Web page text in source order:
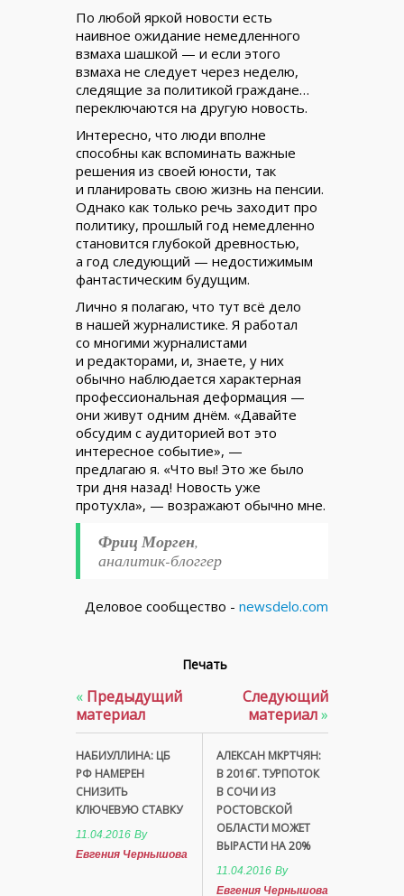
По любой яркой новости есть
наивное ожидание немедленного
взмаха шашкой — и если этого
взмаха не следует через неделю,
следящие за политикой граждане…
переключаются на другую новость.
Интересно, что люди вполне
способны как вспоминать важные
решения из своей юности, так
и планировать свою жизнь на пенсии.
Однако как только речь заходит про
политику, прошлый год немедленно
становится глубокой древностью,
а год следующий — недостижимым
фантастическим будущим.
Лично я полагаю, что тут всё дело
в нашей журналистике. Я работал
со многими журналистами
и редакторами, и, знаете, у них
обычно наблюдается характерная
профессиональная деформация —
они живут одним днём. «Давайте
обсудим с аудиторией вот это
интересное событие», —
предлагаю я. «Что вы! Это же было
три дня назад! Новость уже
протухла», — возражают обычно мне.
Фриц Морген,
аналитик-блоггер
Деловое сообщество - newsdelo.com
Печать
« Предыдущий
материал
НАБИУЛЛИНА: ЦБ
РФ НАМЕРЕН
СНИЗИТЬ
КЛЮЧЕВУЮ СТАВКУ
11.04.2016 By
Евгения Чернышова
Следующий
материал»
АЛЕКСАН МКРТЧЯН:
В 2016Г. ТУРПОТОК
В СОЧИ ИЗ
РОСТОВСКОЙ
ОБЛАСТИ МОЖЕТ
ВЫРАСТИ НА 20%
11.04.2016 By
Евгения Чернышова